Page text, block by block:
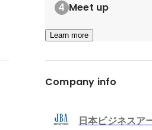
Meet up
Learn more
Company info
日本ビジネスア